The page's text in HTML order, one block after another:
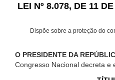
LEI Nº 8.078, DE 11
Dispõe sobre a proteção do
O PRESIDENTE DA
Congresso Nacional decreta e